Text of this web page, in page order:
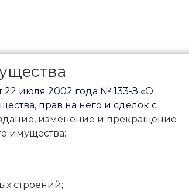
22 июля 2002 года № 133-З «О
прав на него и сделок с
изменение и прекращение
имущества:
строений;